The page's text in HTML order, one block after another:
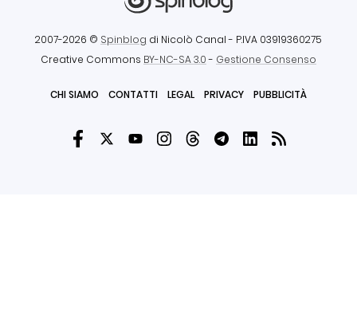
2007-2026 © Spinblog di Nicolò Canal - P.IVA 03919360275
Creative Commons BY-NC-SA 3.0- Gestione Consenso
CHI SIAMO CONTATTI LEGAL PRIVACY PUBBLICITÀ